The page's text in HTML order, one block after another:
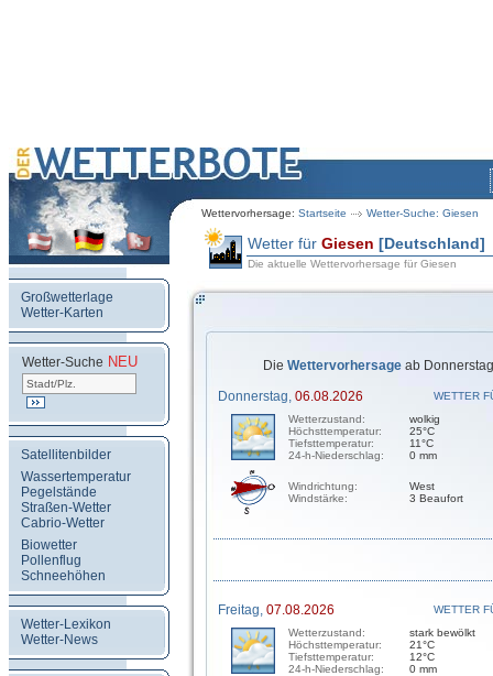
Wettervorhersage: Startseite Wetter-Suche: Giesen
Großwetterlage
Wetter-Karten
Wetter-Suche NEU
Satellitenbilder
Wassertemperatur
Pegelstände
Straßen-Wetter
Cabrio-Wetter
Biowetter
Pollenflug
Schneehöhen
Wetter-Lexikon
Wetter-News
Wetter für Giesen [Deutschland]
Die aktuelle Wettervorhersage für Giesen
Die Wettervorhersage ab
Donnerstag, 06.08.2026
WETTER
Wetterzustand:
Höchsttemperatur:
Tiefsttemperatur:
24-h-Niederschlag:
wolkig
25°C
11°C
0 mm
Windrichtung:
Windstärke:
West
3 Beaufort
Freitag, 07.08.2026
WETTER
Wetterzustand:
Höchsttemperatur:
Tiefsttemperatur:
24-h-Niederschlag:
stark bewölkt
21°C
12°C
0 mm